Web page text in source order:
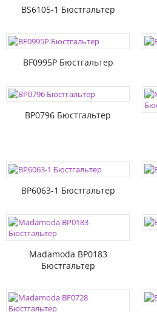
BS6105-1 Бюстгальтер
BF0995P Бюстгальтер
BP0796 Бюстгальтер
BP6063-1 Бюстгальтер
Madamoda BP0183
Бюстгальтер